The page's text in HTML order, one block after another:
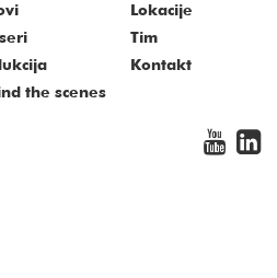
Lokacije
Tim
Kontakt
the scenes